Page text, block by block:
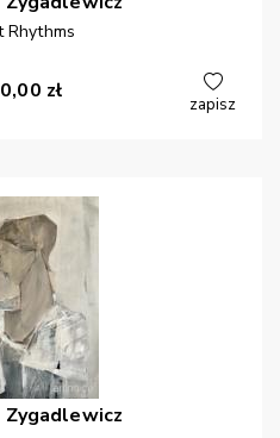
Rhythms
zł
zapisz
Zygadlewicz